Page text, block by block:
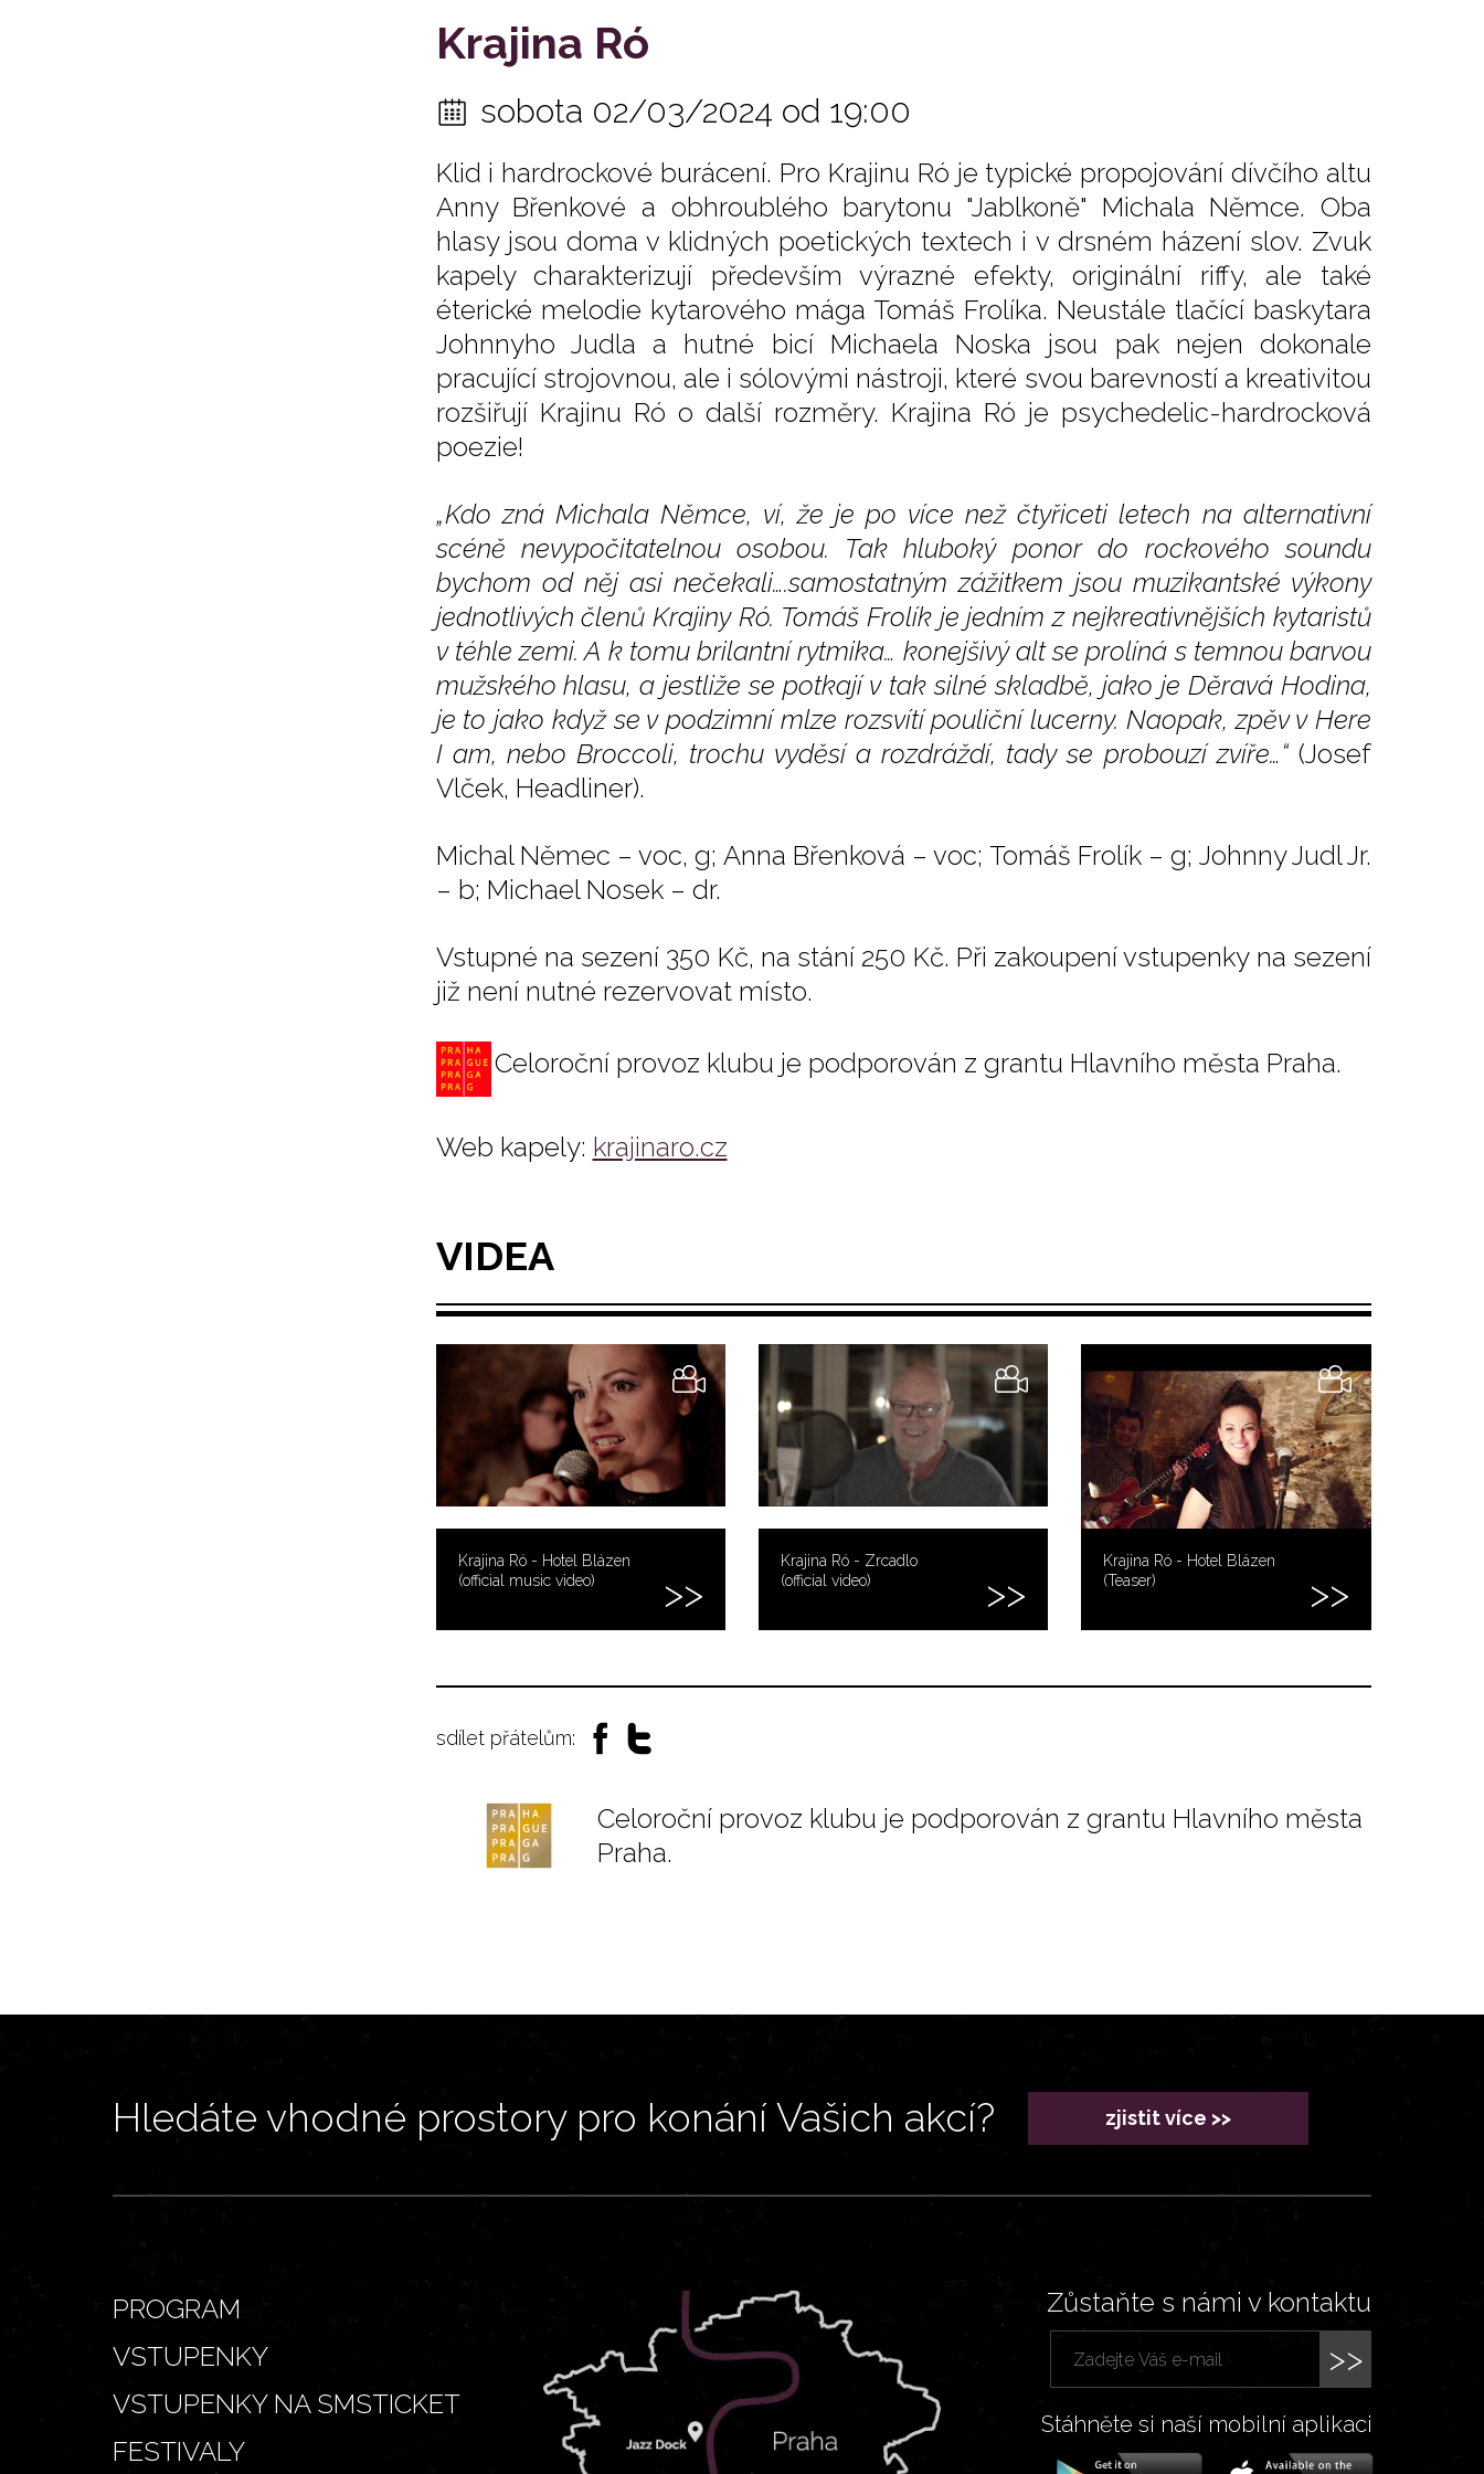
Krajina Ró
sobota 02/03/2024 od 19:00
Klid i hardrockové burácení. Pro Krajinu Ró je typické propojování dívčího altu
Anny Břenkové a obhroublého barytonu "Jablkoně" Michala Němce. Oba
hlasy jsou doma v klidných poetických textech i v drsném házení slov. Zvuk
kapely charakterizují především výrazné efekty, originální riffy, ale také
éterické melodie kytarového mága Tomáš Frolíka. Neustále tlačící baskytara
Johnnyho Judla a hutné bicí Michaela Noska jsou pak nejen dokonale
pracující strojovnou, ale i sólovými nástroji, které svou barevností a kreativitou
rozšiřují Krajinu Ró o další rozměry. Krajina Ró je psychedelic-hardrocková
poezie!
„Kdo zná Michala Němce, ví, že je po více než čtyřiceti letech na alternativní
scéně nevypočitatelnou osobou. Tak hluboký ponor do rockového soundu
bychom od něj asi nečekali….samostatným zážitkem jsou muzikantské výkony
jednotlivých členů Krajiny Ró. Tomáš Frolík je jedním z nejkreativnějších kytaristů
v téhle zemi. A k tomu brilantní rytmika… konejšivý alt se prolíná s temnou barvou
mužského hlasu, a jestliže se potkají v tak silné skladbě, jako je Děravá Hodina,
je to jako když se v podzimní mlze rozsvítí pouliční lucerny. Naopak, zpěv v Here
I am, nebo Broccoli, trochu vyděsí a rozdráždí, tady se probouzí zvíře…“(Josef
Vlček, Headliner).
Michal Němec – voc, g; Anna Břenková – voc; Tomáš Frolík – g; Johnny Judl Jr.
– b; Michael Nosek – dr.
Vstupné na sezení 350 Kč, na stání 250 Kč. Při zakoupení vstupenky na sezení
již není nutné rezervovat místo.
Celoroční provoz klubu je podporován z grantu Hlavního města Praha.
Web kapely: krajinaro.cz
VIDEA
Krajina Ró - Hotel Blázen
(official music video)
Krajina Ró - Zrcadlo
(official video)
Krajina Ró - Hotel Blázen
(Teaser)
sdílet přátelům:
Celoroční provoz klubu je podporován z grantu Hlavního města
Praha.
Hledáte vhodné prostory pro konání Vašich akcí? zjistit více >>
PROGRAM
VSTUPENKY
VSTUPENKY NA SMSTICKET
FESTIVALY
Zůstaňte s námi v kontaktu
>>
Stáhněte si naší mobilní aplikaci